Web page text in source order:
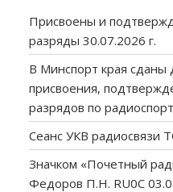
Присвоены и
разряды 30.07.2026 г.
В Минспорт края сданы
присвоения,
разрядов по
Сеанс УКВ радиосвязи
Значком «Почетный
Федоров П.Н. RU0C